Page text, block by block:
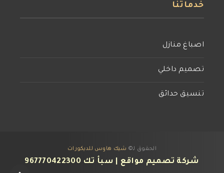
خدماتنا
اصباغ منازل
تصميم داخلي
تنسيق حدائق
الحقوق لـ© شيك هاوس للديكورات
شركة تصميم مواقع | سبأ تك967770422300